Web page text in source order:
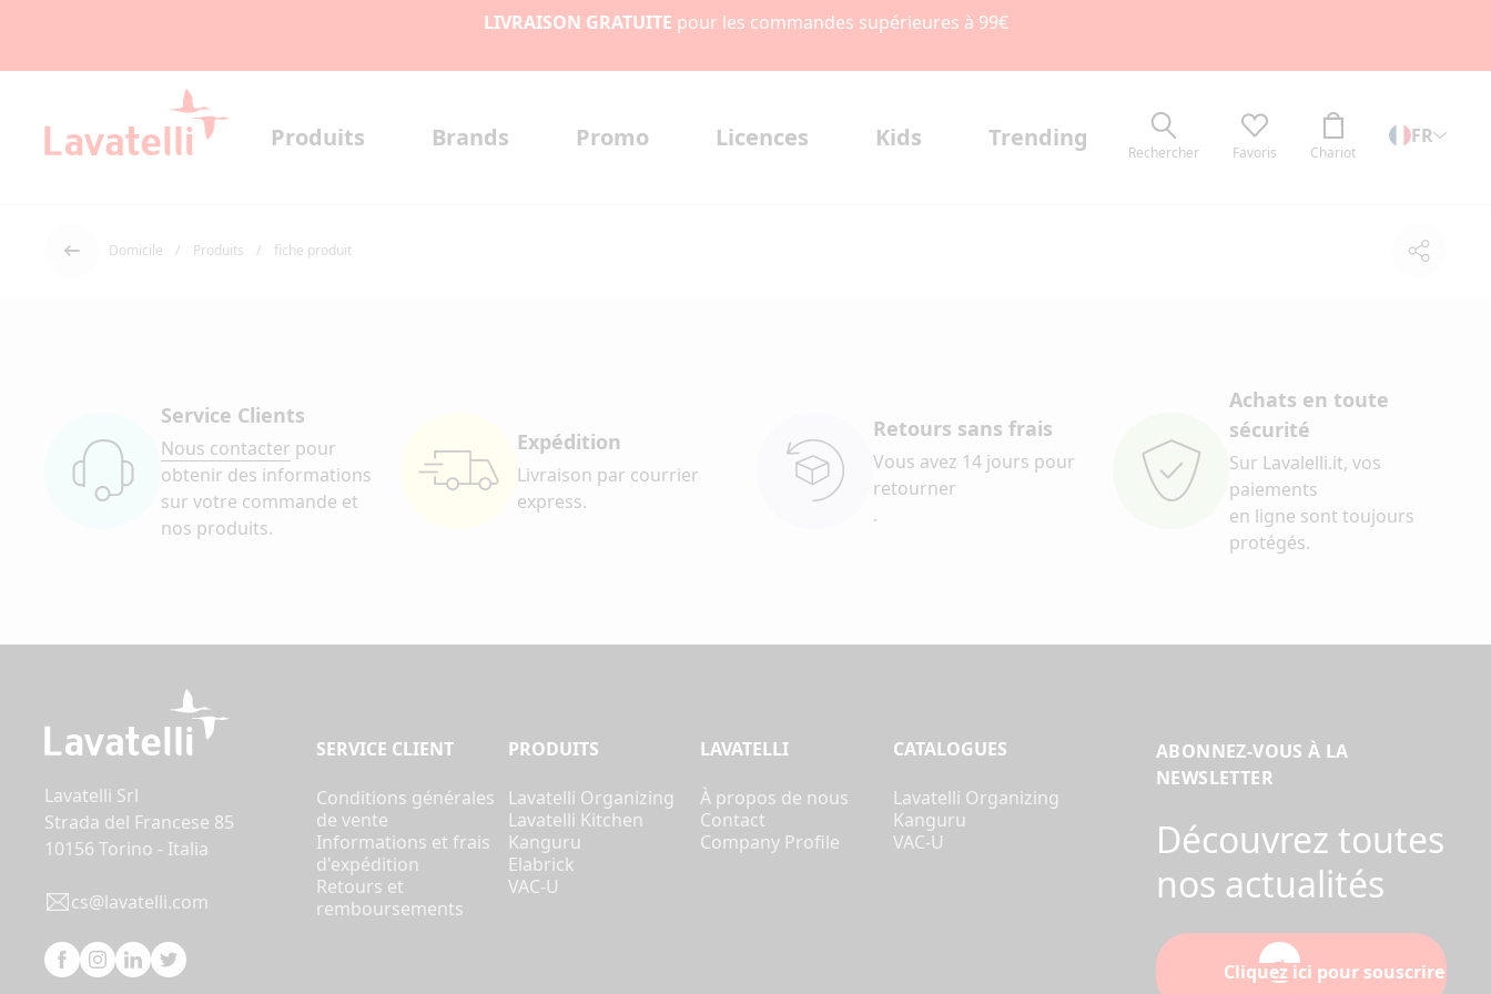
LIVRAISON GRATUITE pour les commandes supérieures à 99€
Produits Brands Promo Licences Kids Trending
Rechercher Favoris Chariot
FR
Dos Domicile Produits fiche produit
Service Clients
Nous contacter pour
obtenir des informations
sur votre commande et
nos produits.
Expédition
Livraison par courrier
express.
Retours sans frais
Vous avez 14 jours pour
retourner
.
Achats en toute
sécurité
Sur Lavalelli.it, vos
paiements
en ligne sont toujours
protégés.
ABONNEZ-VOUS À LA
NEWSLETTER
Découvrez toutes
nos actualités
Cliquez ici pour souscrire
SERVICE CLIENT
Conditions générales
de vente
Informations et frais
d'expédition
Retours et
remboursements
PRODUITS
Lavatelli Organizing
Lavatelli Kitchen
Kanguru
Elabrick
VAC-U
LAVATELLI
À propos de nous
Contact
Company Profile
CATALOGUES
Lavatelli Organizing
Kanguru
VAC-U
Lavatelli Srl
Strada del Francese 85
10156 Torino - Italia
cs@lavatelli.com
Facebook
Instagram
LinkedinTwitter